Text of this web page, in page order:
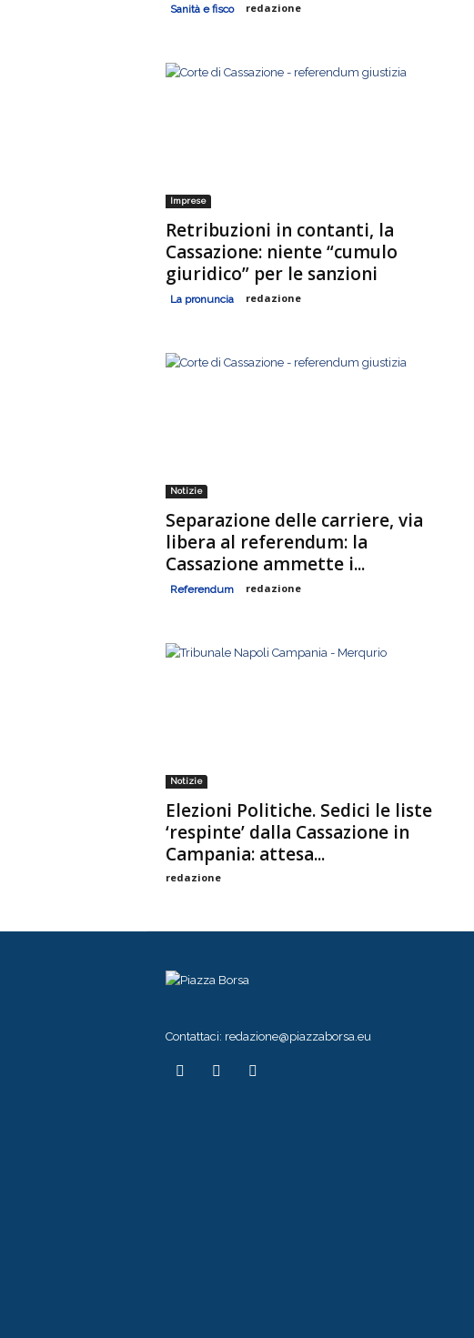
Sanità e fisco redazione
Imprese
Retribuzioni in contanti, la
Cassazione: niente “cumulo
giuridico” per le sanzioni
La pronuncia redazione
Notizie
Separazione delle carriere, via
libera al referendum: la
Cassazione ammette i...
Referendum redazione
Notizie
Elezioni Politiche. Sedici le liste
‘respinte’ dalla Cassazione in
Campania: attesa...
redazione
Contattaci: redazione@piazzaborsa.eu